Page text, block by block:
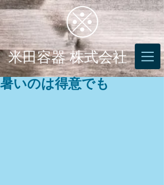
米田容器 株式会社
暑いのは得意でも